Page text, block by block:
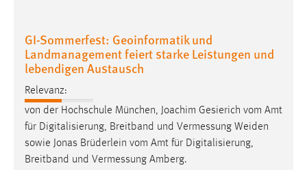
GI-Sommerfest: Geoinformatik und
Landmanagement feiert starke Leistungen und
lebendigen Austausch
Relevanz:
von der Hochschule München, Joachim Gesierich vom Amt
für Digitalisierung, Breitband und Vermessung Weiden
sowie Jonas Brüderlein vom Amt für Digitalisierung,
Breitband und Vermessung Amberg.
Name:
fe_user, be_user, be_lastLoginProvider
Dieser Cookie ist notwendig um sich an der Website
einloggen zu können.
Cookie Laufzeit:
24 Stunden